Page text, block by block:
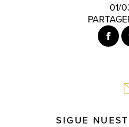
01/
SIGUE